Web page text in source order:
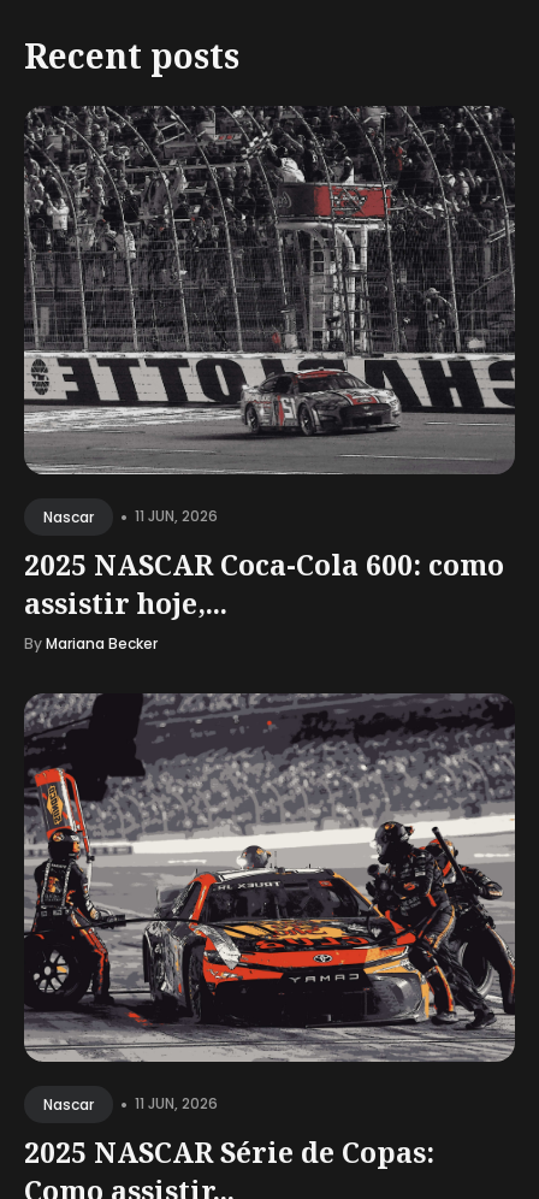
Recent posts
Nascar • 11 JUN, 2026
2025 NASCAR Coca-Cola 600: como
assistir hoje,...
ByMariana Becker
Nascar • 11 JUN, 2026
2025 NASCAR Série de Copas:
Como assistir...